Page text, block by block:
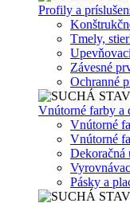
Profily a
Tmely,
Závesné
Ochranné
Vnútorné farby a
Vnútorné
Vnútorné
Dekoračná
Pásky a